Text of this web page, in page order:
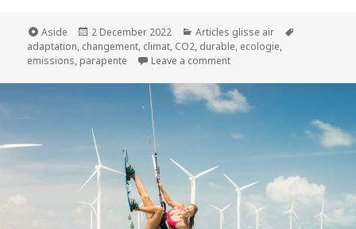
Format
Aside
Posted
on
2 December 2022 Categories
Articles glisse air
adaptation, changement, climat, CO2, durable, ecologie,
emissions, parapente Leave a commenton Les clés pour un